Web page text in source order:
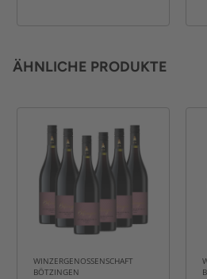
ÄHNLICHE PRODUKTE
WINZERGENOSSENSCHAFT
BÖTZINGEN